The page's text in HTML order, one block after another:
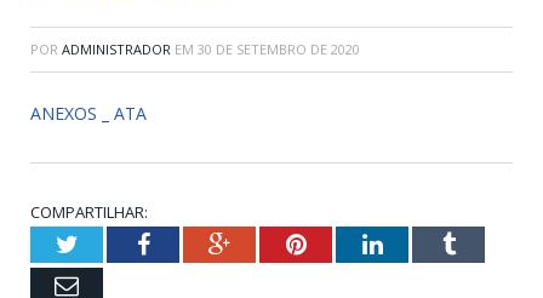
POR ADMINISTRADOR EM 30 DE SETEMBRO DE 2020
ANEXOS _ ATA
COMPARTILHAR:
TwitterFacebookGoogle+PinterestLinkedInTumblr
Email